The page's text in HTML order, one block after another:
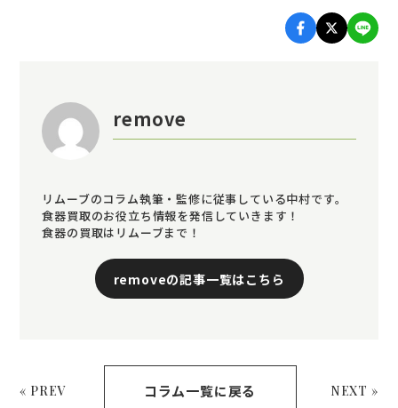
remove
リムーブのコラム執筆・監修に従事している中村です。
食器買取のお役立ち情報を発信していきます！
食器の買取はリムーブまで！
removeの記事一覧はこちら
« PREV コラム一覧に戻る NEXT »